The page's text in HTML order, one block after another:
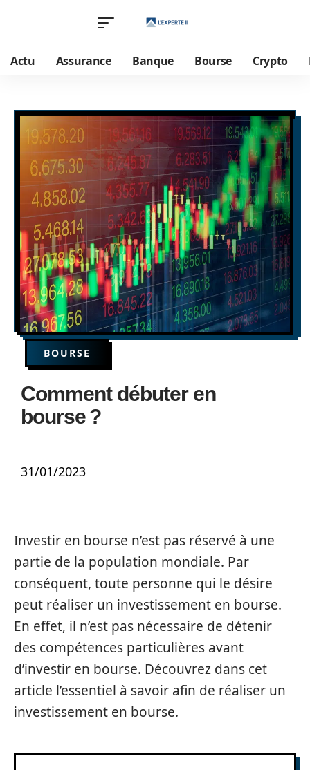
Actu Assurance Banque Bourse Crypto
BOURSE
Comment débuter en
bourse ?
31/01/2023
Investir en bourse n’est pas réservé à une
partie de la population mondiale. Par
conséquent, toute personne qui le désire
peut réaliser un investissement en bourse.
En effet, il n’est pas nécessaire de détenir
des compétences particulières avant
d’investir en bourse. Découvrez dans cet
article l’essentiel à savoir afin de réaliser un
investissement en bourse.